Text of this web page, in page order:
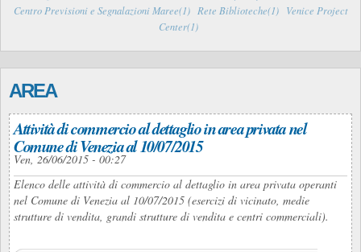
Centro Previsioni e Segnalazioni Maree(1)
Rete Biblioteche(1)
Venice Project
Center(1)
AREA
Attività di commercio al dettaglio in area privata nel
Comune di Venezia al 10/07/2015
Ven, 26/06/2015 - 00:27
Elenco delle attività di commercio al dettaglio in area privata operanti
nel Comune di Venezia al 10/07/2015 (esercizi di vicinato, medie
strutture di vendita, grandi strutture di vendita e centri commerciali).